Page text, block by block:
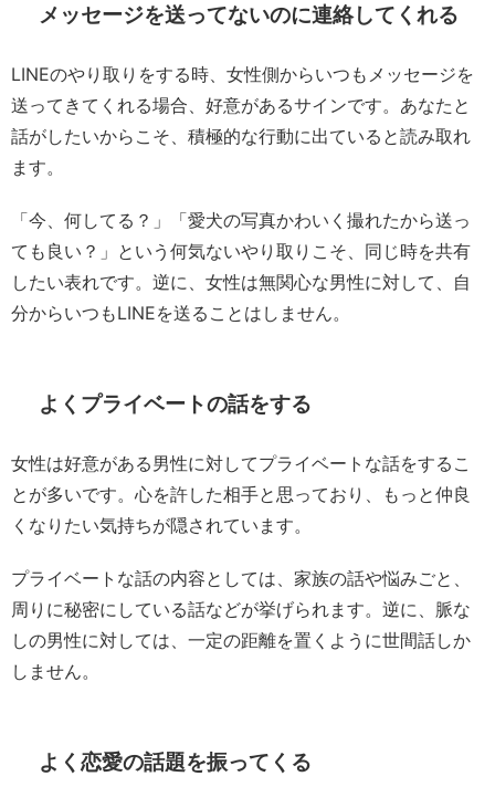
メッセージを送ってないのに連絡してくれる
LINEのやり取りをする時、女性側からいつもメッセージを
送ってきてくれる場合、好意があるサインです。あなたと
話がしたいからこそ、積極的な行動に出ていると読み取れ
ます。
「今、何してる？」「愛犬の写真かわいく撮れたから送っ
ても良い？」という何気ないやり取りこそ、同じ時を共有
したい表れです。逆に、女性は無関心な男性に対して、自
分からいつもLINEを送ることはしません。
よくプライベートの話をする
女性は好意がある男性に対してプライベートな話をするこ
とが多いです。心を許した相手と思っており、もっと仲良
くなりたい気持ちが隠されています。
プライベートな話の内容としては、家族の話や悩みごと、
周りに秘密にしている話などが挙げられます。逆に、脈な
しの男性に対しては、一定の距離を置くように世間話しか
しません。
よく恋愛の話題を振ってくる